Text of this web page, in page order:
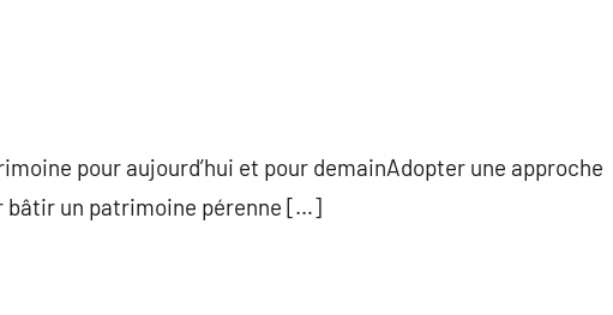
pour aujourd’hui et pour demainAdopter une approche
bâtir un patrimoine pérenne […]